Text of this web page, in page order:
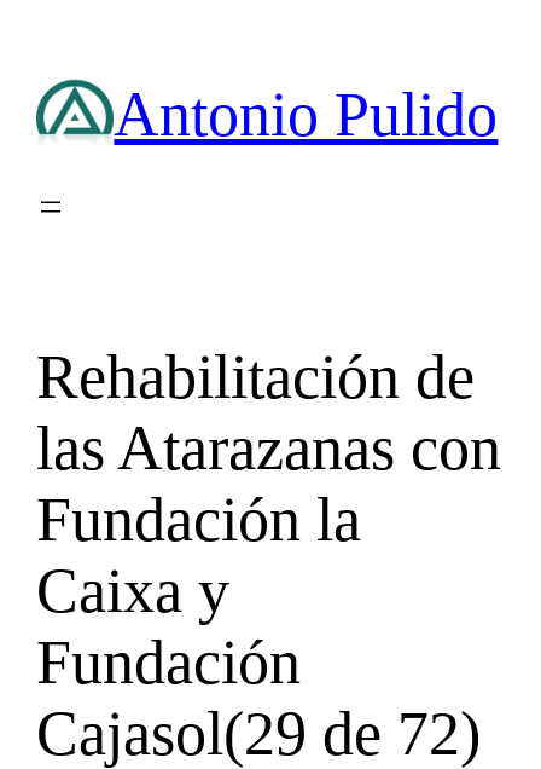
contenido Antonio Pulido
Rehabilitación de
las Atarazanas con
Fundación la
Caixa y
Fundación
Cajasol(29 de 72)